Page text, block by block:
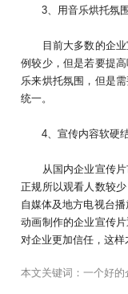
3、用音乐烘托氛围
目前大多数的企业
例较少，但是若要提
乐来烘托氛围，但是
统一。
4、宣传内容软硬
从国内企业宣传片
正规所以观看人数较
自媒体及地方电视台
动画制作的企业宣传
对企业更加信任，这样
本文关键词：一个好的